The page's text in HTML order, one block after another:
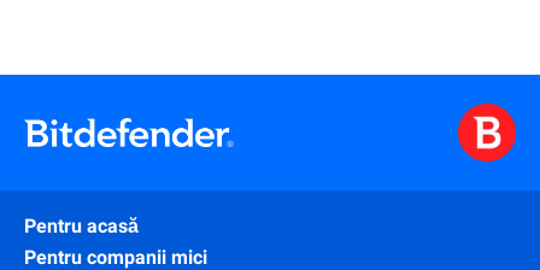
Pentru acasă
Pentru companii mici